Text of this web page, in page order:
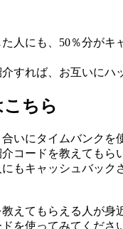
人にも、50％分がキ
すれば、お互いにハ
ちら
いにタイムバンクを
コードを教えてもら
もキャッシュバック
えてもらえる人が身
を使ってみてくださ